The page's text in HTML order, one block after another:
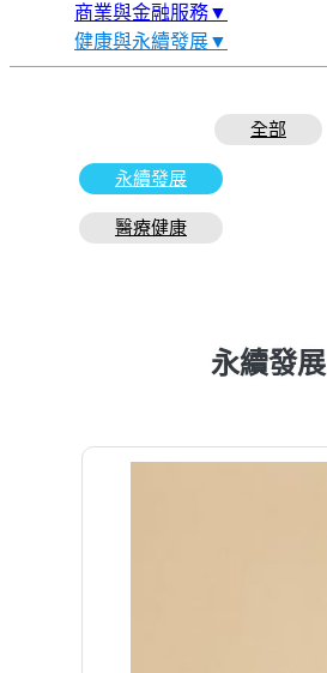
商業與金融服務▼
健康與永續發展▼
全部
永續發展
醫療健康
永續發展